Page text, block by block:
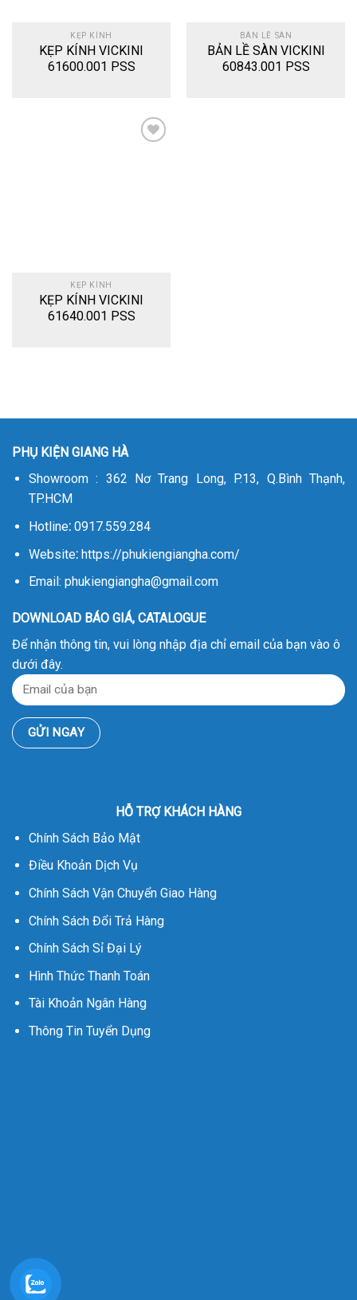
KẸP KÍNH
KẸP KÍNH VICKINI
61600.001 PSS
BÀN LỀ SÀN
BẢN LỀ SÀN VICKINI
60843.001 PSS
KẸP KÍNH
KẸP KÍNH VICKINI
61640.001 PSS
PHỤ KIỆN GIANG HÀ
Showroom : 362 Nơ Trang Long, P.13, Q.Bình Thạnh,
TP.HCM
Hotline:0917.559.284
Website: https://phukiengiangha.com/
Email: phukiengiangha@gmail.com
DOWNLOAD BÁO GIÁ, CATALOGUE
Để nhận thông tin, vui lòng nhập địa chỉ email của bạn vào ô
dưới đây.
HỖ TRỢ KHÁCH HÀNG
Chính Sách Bảo Mật
Điều Khoản Dịch Vụ
Chính Sách Vận Chuyển Giao Hàng
Chính Sách Đổi Trả Hàng
Chính Sách Sỉ Đại Lý
Hình Thức Thanh Toán
Tài Khoản Ngân Hàng
Thông Tin Tuyển Dụng